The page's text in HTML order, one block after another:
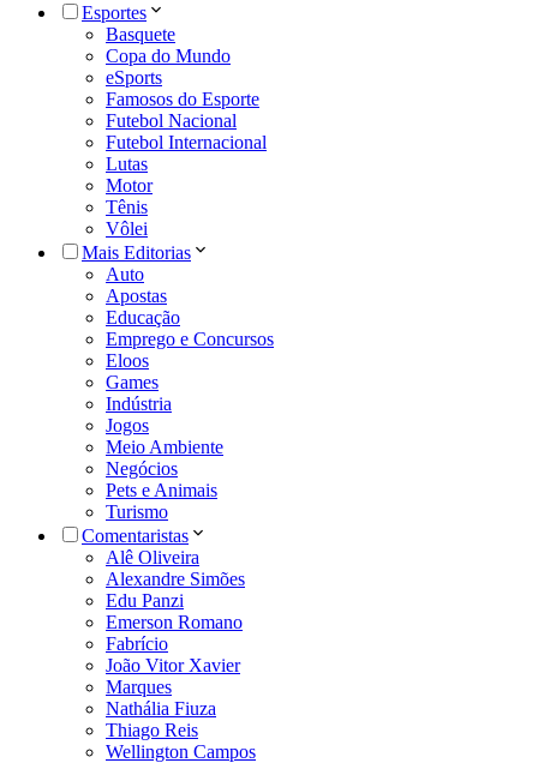
Esportes
Basquete
Copa do Mundo
eSports
Famosos do Esporte
Futebol Nacional
Futebol Internacional
Lutas
Motor
Tênis
Vôlei
Mais Editorias
Auto
Apostas
Educação
Emprego e Concursos
Eloos
Games
Indústria
Jogos
Meio Ambiente
Negócios
Pets e Animais
Turismo
Comentaristas
Alê Oliveira
Alexandre Simões
Edu Panzi
Emerson Romano
Fabrício
João Vitor Xavier
Marques
Nathália Fiuza
Thiago Reis
Wellington Campos